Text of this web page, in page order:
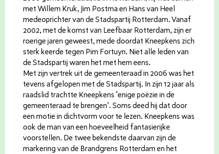
met Willem Kruk, Jim Postma en Hans van Heel
medeoprichter van de Stadspartij Rotterdam. Vanaf
2002, met de komst van Leefbaar Rotterdam, zijn er
roerige jaren geweest, mede doordat Kneepkens zich
sterk keerde tegen Pim Fortuyn. Niet alle leden van
de Stadspartij waren het met hem eens.
Met zijn vertrek uit de gemeenteraad in 2006 was het
tevens afgelopen met de Stadspartij. In zijn 12 jaar als
raadslid trachtte Kneepkens ‘enige poëzie in de
gemeenteraad te brengen’. Soms deed hij dat door
een motie in dichtvorm voor te lezen. Kneepkens was
ook de man van een hoeveelheid fantasierijke
voorstellen. De twee bekendste daarvan zijn de
markering van de Brandgrens Rotterdam en het